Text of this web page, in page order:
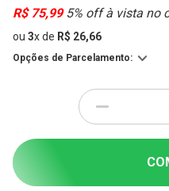
R$ 75,995% off à vista no
ou 3xde R$ 26,66
Opções de Parcelamento:
-